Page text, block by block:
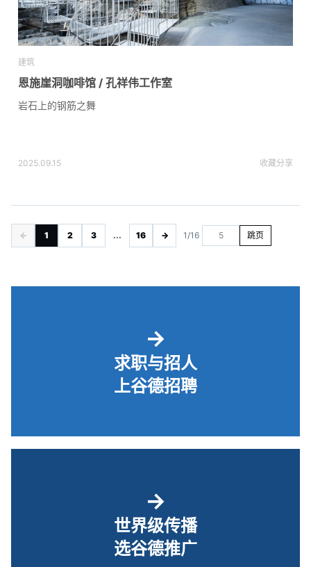
建筑
恩施崖洞咖啡馆 / 孔祥伟工作室
岩石上的钢筋之舞
2025.09.15 收藏分享
← 1 2 3 ... 16 → 1/16 跳页
→
求职与招人
上谷德招聘
→
世界级传播
选谷德推广